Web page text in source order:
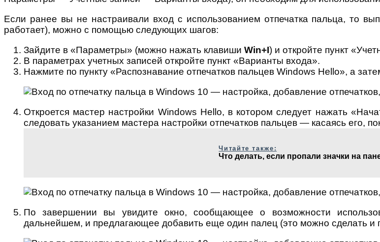
Если ранее вы не настраивали вход с использованием отпечатка пальца, то
работает), можно с помощью следующих шагов:
Зайдите в «Параметры» (можно нажать клавиши Win+I) и откройте пункт
В параметрах учетных записей откройте пункт «Варианты входа».
Нажмите по пункту «Распознавание отпечатков пальцев Windows Hello», а
Откроется мастер настройки Windows Hello, в котором следует нажать
следовать указанием мастера настройки отпечатков пальцев — касаясь его,
Читайте также:
Что делать, если пропали значки на
По завершении вы увидите окно, сообщающее о возможности
дальнейшем, и предлагающее добавить еще один палец (это можно сделать и